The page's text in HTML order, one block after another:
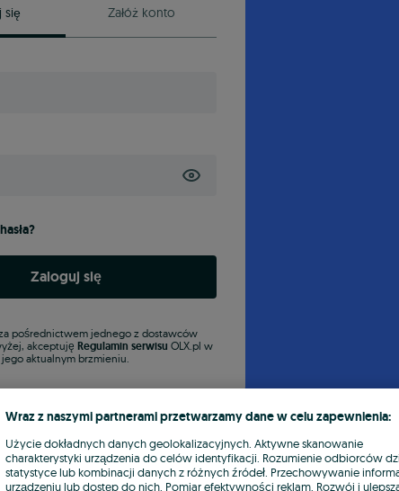
się Załóż konto
Zaloguj się
pośrednictwem jednego z dostawców
akceptuję Regulamin serwisu OLX.pl w
jego aktualnym brzmieniu.
Wraz z naszymi partnerami przetwarzamy dane w celu zapewnienia:
Użycie dokładnych danych geolokalizacyjnych. Aktywne skanowanie
charakterystyki urządzenia do celów identyfikacji. Rozumienie odbiorców
statystyce lub kombinacji danych z różnych źródeł. Przechowywanie
urządzeniu lub dostęp do nich. Pomiar efektywności reklam. Rozwój i